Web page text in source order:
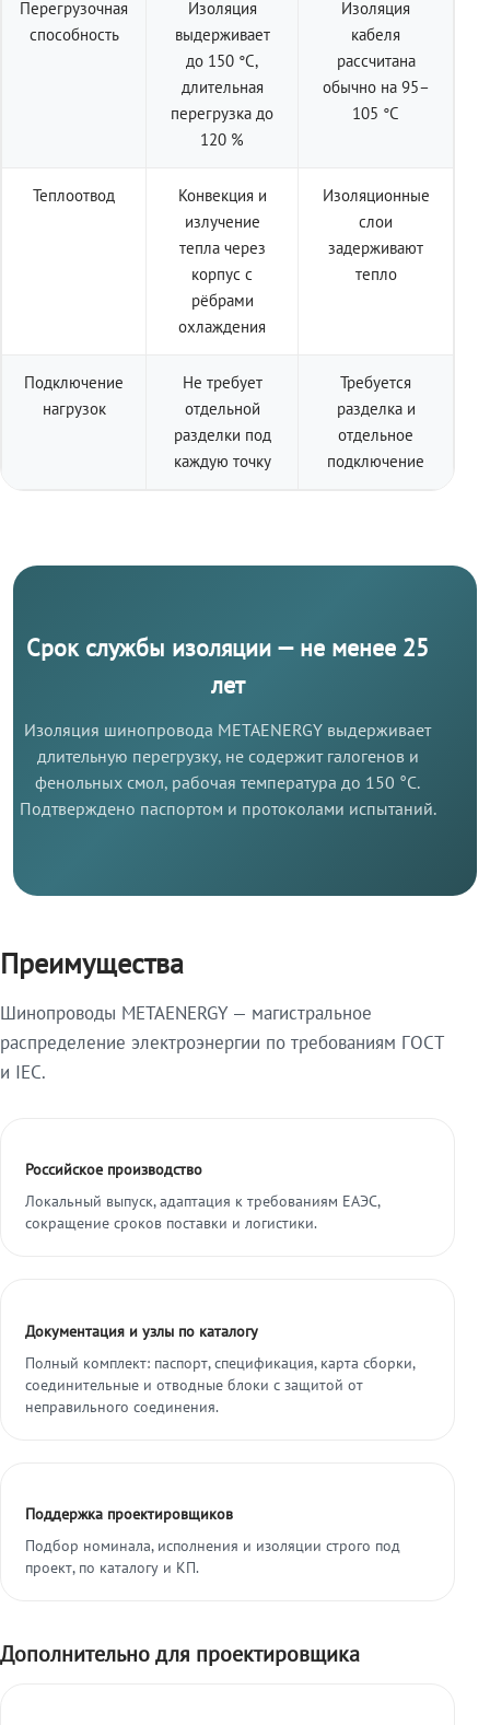
Перегрузочная
способность
Изоляция
выдерживает
до 150 °C,
длительная
перегрузка до
120 %
Изоляция
кабеля
рассчитана
обычно на 95–
105 °C
Теплоотвод
Конвекция и
излучение
тепла через
корпус с
рёбрами
охлаждения
Изоляционные
слои
задерживают
тепло
Подключение
нагрузок
Не требует
отдельной
разделки под
каждую точку
Требуется
разделка и
отдельное
подключение
Срок службы изоляции — не менее 25
лет
Изоляция шинопровода METAENERGY выдерживает
длительную перегрузку, не содержит галогенов и
фенольных смол, рабочая температура до 150 °C.
Подтверждено паспортом и протоколами испытаний.
Преимущества
Шинопроводы METAENERGY — магистральное
распределение электроэнергии по требованиям ГОСТ
и IEC.
Российское производство
Локальный выпуск, адаптация к требованиям ЕАЭС,
сокращение сроков поставки и логистики.
Документация и узлы по каталогу
Полный комплект: паспорт, спецификация, карта сборки,
соединительные и отводные блоки с защитой от
неправильного соединения.
Поддержка проектировщиков
Подбор номинала, исполнения и изоляции строго под
проект, по каталогу и КП.
Дополнительно для проектировщика